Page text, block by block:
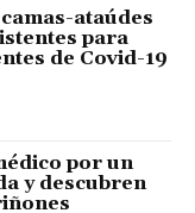
ataúdes
para
de Covid-19
por un
y descubren